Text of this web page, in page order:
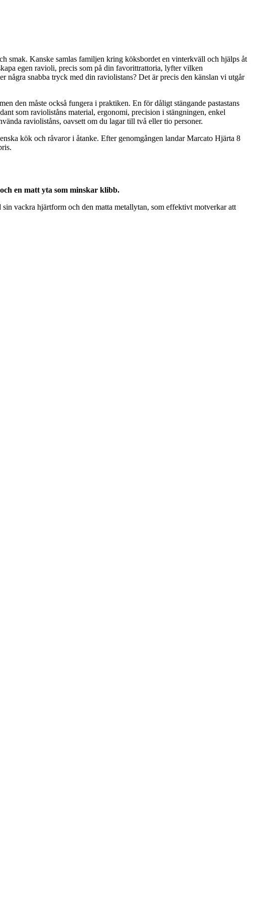
smak. Kanske samlas familjen kring köksbordet en vinterkväll och hjälps åt
egen ravioli, precis som på din favorittrattoria, lyfter vilken
några snabba tryck med din raviolistans? Det är precis den känslan vi utgår
den måste också fungera i praktiken. En för dåligt stängande pastastans
som ravioliståns material, ergonomi, precision i stängningen, enkel
ravioliståns, oavsett om du lagar till två eller tio personer.
kök och råvaror i åtanke. Efter genomgången landar Marcato Hjärta 8
en matt yta som minskar klibb.
vackra hjärtform och den matta metallytan, som effektivt motverkar att